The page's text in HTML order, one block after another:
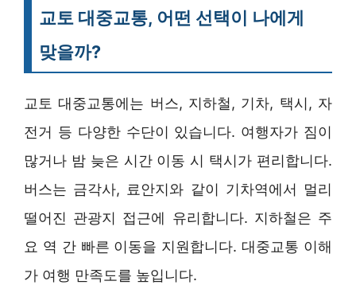
교토 대중교통, 어떤 선택이 나에게
맞을까?
교토 대중교통에는 버스, 지하철, 기차, 택시, 자
전거 등 다양한 수단이 있습니다. 여행자가 짐이
많거나 밤 늦은 시간 이동 시 택시가 편리합니다.
버스는 금각사, 료안지와 같이 기차역에서 멀리
떨어진 관광지 접근에 유리합니다. 지하철은 주
요 역 간 빠른 이동을 지원합니다. 대중교통 이해
가 여행 만족도를 높입니다.